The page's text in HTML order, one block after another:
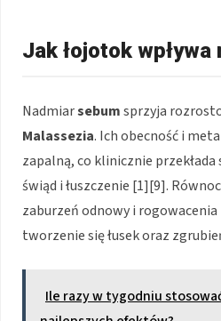
Jak łojotok wpływa
Nadmiarsebumsprzyja
Malassezia. Ich obecność i
zapalną, co klinicznie
świąd i łuszczenie [1][9].
zaburzeń odnowy i
tworzenie się łusek oraz
Ile razy w tygodniu